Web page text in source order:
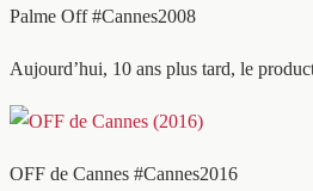
Palme Off #Cannes2008
Aujourd’hui, 10 ans plus tard, le
OFF de Cannes #Cannes2016